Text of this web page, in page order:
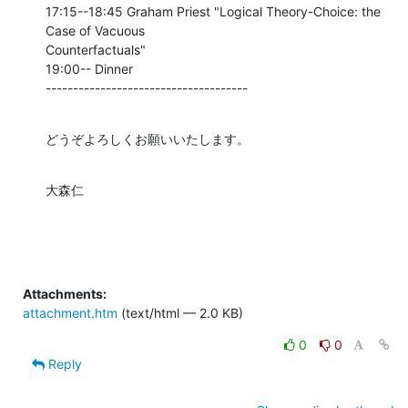
17:15--18:45 Graham Priest "Logical Theory-Choice: the
Case of Vacuous
Counterfactuals"
19:00-- Dinner
-------------------------------------
どうぞよろしくお願いいたします。
大森仁
Attachments:
attachment.htm (text/html — 2.0 KB)
0
0
Reply